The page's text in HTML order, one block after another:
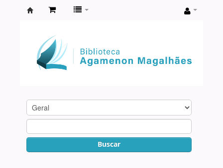
Agamenon
Magalhães
Buscar